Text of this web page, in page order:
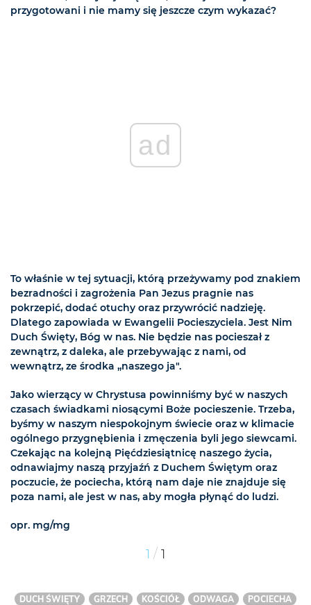
przygotowani i nie mamy się jeszcze czym wykazać?
ad
To właśnie w tej sytuacji, którą przeżywamy pod znakiem
bezradności i zagrożenia Pan Jezus pragnie nas
pokrzepić, dodać otuchy oraz przywrócić nadzieję.
Dlatego zapowiada w Ewangelii Pocieszyciela. Jest Nim
Duch Święty, Bóg w nas. Nie będzie nas pocieszał z
zewnątrz, z daleka, ale przebywając z nami, od
wewnątrz, ze środka „naszego ja".
Jako wierzący w Chrystusa powinniśmy być w naszych
czasach świadkami niosącymi Boże pocieszenie. Trzeba,
byśmy w naszym niespokojnym świecie oraz w klimacie
ogólnego przygnębienia i zmęczenia byli jego siewcami.
Czekając na kolejną Pięćdziesiątnicę naszego życia,
odnawiajmy naszą przyjaźń z Duchem Świętym oraz
poczucie, że pociecha, którą nam daje nie znajduje się
poza nami, ale jest w nas, aby mogła płynąć do ludzi.
opr. mg/mg
1 / 1
DUCH ŚWIĘTY GRZECH KOŚCIÓŁ ODWAGA
POCIECHA